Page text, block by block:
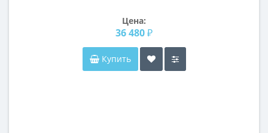
Цена:
36 480 ₽
Купить